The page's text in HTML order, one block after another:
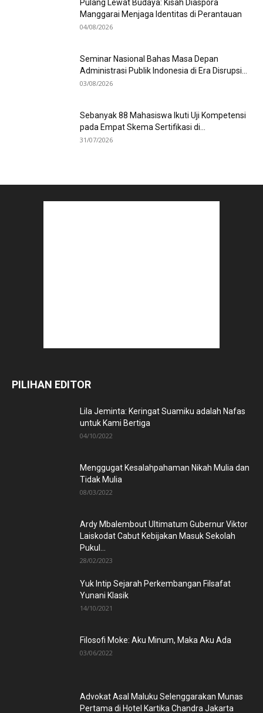
Pulang Lewat Budaya: Kisah Diaspora
Manggarai Menjaga Identitas di Perantauan
04/08/2026
Seminar Nasional Bahas Masa Depan
Administrasi Publik Indonesia di Era Disrupsi...
03/08/2026
Sebanyak 88 Mahasiswa Ikuti Uji Kompetensi
pada Empat Skema Sertifikasi di...
31/07/2026
PILIHAN EDITOR
Lila Jeminta: Keringat Suamiku adalah Nafas
untuk Kami Bertiga
04/10/2022
Menggugat Kesalahpahaman Nikah Mulia dan
Tidak Mulia
08/03/2022
Ardy Mbalembout Ultimatum Gubernur Viktor
Laiskodat Cabut Kebijakan Masuk Sekolah
Pukul...
28/02/2023
Yuk Intip Sejarah Perkembangan Filsafat
Yunani Klasik
14/10/2021
Filosofi Moke: Aku Minum, Maka Aku Ada
03/06/2022
Advokat Asal Maluku Selenggarakan Munas
Pertama di Hotel Kartika Chandra Jakarta